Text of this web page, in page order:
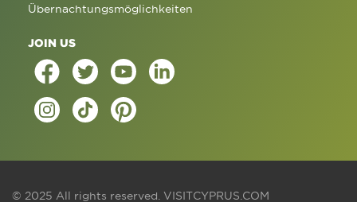
Übernachtungsmöglichkeiten
JOIN US
© 2025 All rights reserved. VISITCYPRUS.COM